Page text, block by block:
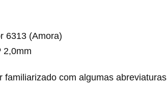
6313 (Amora)
2,0mm
com algumas abreviaturas